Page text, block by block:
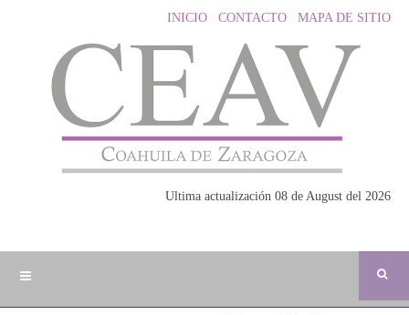
INICIO CONTACTO MAPA DE SITIO
Ultima actualización 08 de August del 2026